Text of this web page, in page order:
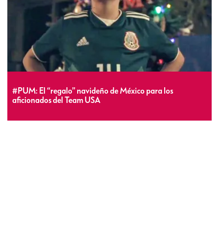
#PUM: El “regalo” navideño de México para los
aficionados del Team USA